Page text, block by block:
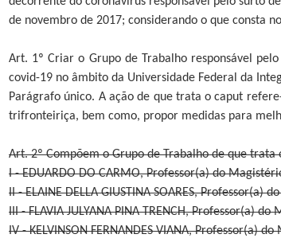
de novembro de 2017; considerando o que consta
Art. 1º Criar o Grupo de Trabalho responsável
covid-19 no âmbito da Universidade Federal da
Parágrafo único. A ação de que trata o caput
trifronteiriça, bem como, propor medidas para
Art. 2º Compõem o Grupo de Trabalho de que trata
I - EDUARDO DO CARMO, Professor(a) do
II - ELAINE DELLA GIUSTINA SOARES, Professor(a)
III - FLAVIA JULYANA PINA TRENCH, Professor(a)
IV - KELVINSON FERNANDES VIANA, Professor(a)